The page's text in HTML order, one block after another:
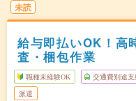
未読
給与即払いOK！高
査・梱包作業
職種未経験OK 交通費別途支
派遣